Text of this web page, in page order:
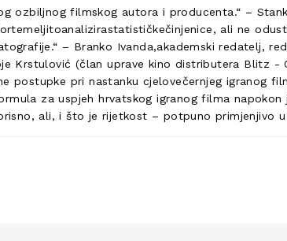
ozbiljnog filmskog autora i producenta.“ –
ali ne
– Branko Ivanda,akademski redatelj,
Krstulović (član uprave kino distributera Blitz -
pri nastanku cjelovečernjeg igranog
za uspjeh hrvatskog igranog filma
ali, i što je rijetkost – potpuno primjenjivo u